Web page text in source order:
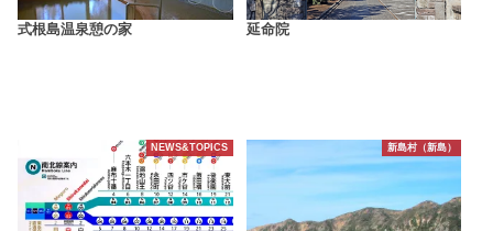
式根島温泉憩の家 延命院
NEWS&TOPICS 新島村（新島）